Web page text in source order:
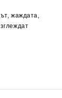
жаждата,